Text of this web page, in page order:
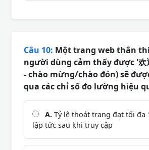
Câu 10: Một trang web thân
người dùng cảm thấy được '
- chào mừng/chào đón) sẽ
qua các chỉ số đo lường hiệu
A. Tỷ lệ thoát trang đạt tối đa
lập tức sau khi truy cập